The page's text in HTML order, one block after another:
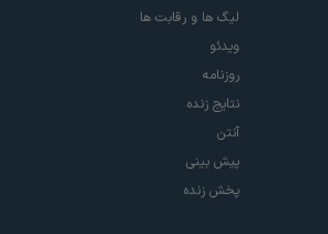
لیگ ها و رقابت ها
ویدئو
روزنامه
نتایج زنده
آنتن
پیش بینی
پخش زنده